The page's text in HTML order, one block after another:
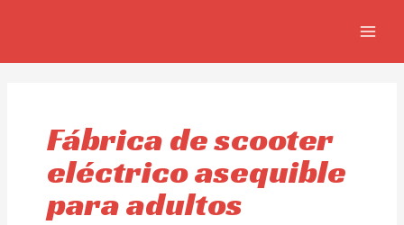
Fábrica de scooter
eléctrico asequible
para adultos